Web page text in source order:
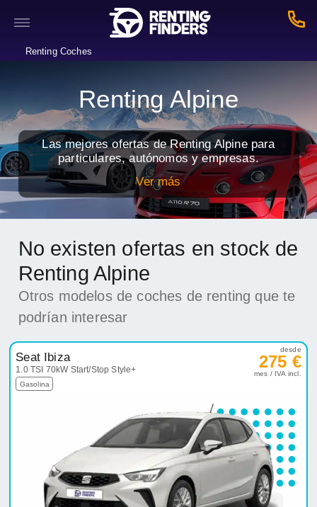
Renting Coches
Renting Alpine
Las mejores ofertas de Renting Alpine para
particulares, autónomos y empresas.
Ver más
No existen ofertas en stock de
Renting Alpine
Otros modelos de coches de renting que te
podrían interesar
Seat Ibiza
1.0 TSI 70kW Start/Stop Style+
Gasolina
desde
275 €
mes / IVA incl.